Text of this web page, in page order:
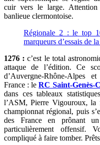
cuir vers le large.
banlieue clermontoise.
Régionale 2 : le top
marqueurs d’essais de
1276 :c’est le total
attaque de l’édition. Ce
d’Auvergne-Rhône-Alpes
France : leRC Saint-Genès-
dans ces tableaux
l’ASM, Pierre Vigouroux, la
championnat régional, puis
des France en prônant
particulièrement offensif.
compliqué à faire tomber.